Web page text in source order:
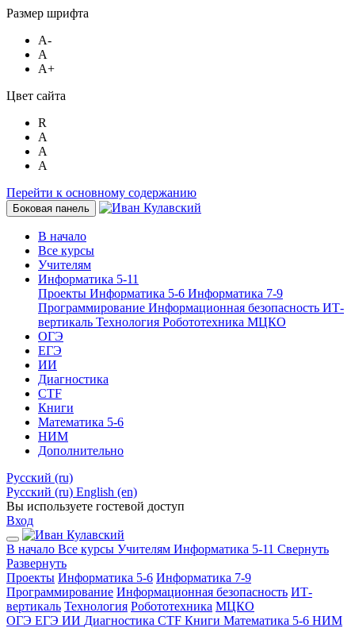
Размер шрифта
A-
A
A+
Цвет сайта
R
A
A
A
Перейти к основному содержанию
Боковая панель
В начало
Все курсы
Учителям
Информатика 5-11
Проекты Информатика 5-6 Информатика 7-9
Программирование Информационная безопасность ИТ-
вертикаль Технология Робототехника МЦКО
ОГЭ
ЕГЭ
ИИ
Диагностика
CTF
Книги
Математика 5-6
НИМ
Дополнительно
Русский ‎(ru)‎
Русский ‎(ru)‎ English ‎(en)‎
Вы используете гостевой доступ
Вход
В начало Все курсы Учителям Информатика 5-11 Свернуть
Развернуть
Проекты Информатика 5-6 Информатика 7-9
Программирование Информационная безопасность ИТ-
вертикаль Технология Робототехника МЦКО
ОГЭ ЕГЭ ИИ Диагностика CTF Книги Математика 5-6 НИМ